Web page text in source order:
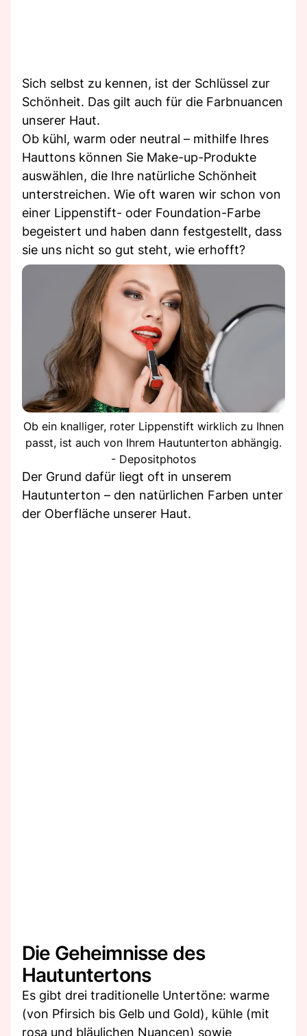
Sich selbst zu kennen, ist der Schlüssel zur
Schönheit. Das gilt auch für die Farbnuancen
unserer Haut.
Ob kühl, warm oder neutral – mithilfe Ihres
Hauttons können Sie Make-up-Produkte
auswählen, die Ihre natürliche Schönheit
unterstreichen. Wie oft waren wir schon von
einer Lippenstift- oder Foundation-Farbe
begeistert und haben dann festgestellt, dass
sie uns nicht so gut steht, wie erhofft?
Ob ein knalliger, roter Lippenstift wirklich zu Ihnen
passt, ist auch von Ihrem Hautunterton abhängig.
- Depositphotos
Der Grund dafür liegt oft in unserem
Hautunterton – den natürlichen Farben unter
der Oberfläche unserer Haut.
Die Geheimnisse des
Hautuntertons
Es gibt drei traditionelle Untertöne: warme
(von Pfirsich bis Gelb und Gold), kühle (mit
rosa und bläulichen Nuancen) sowie